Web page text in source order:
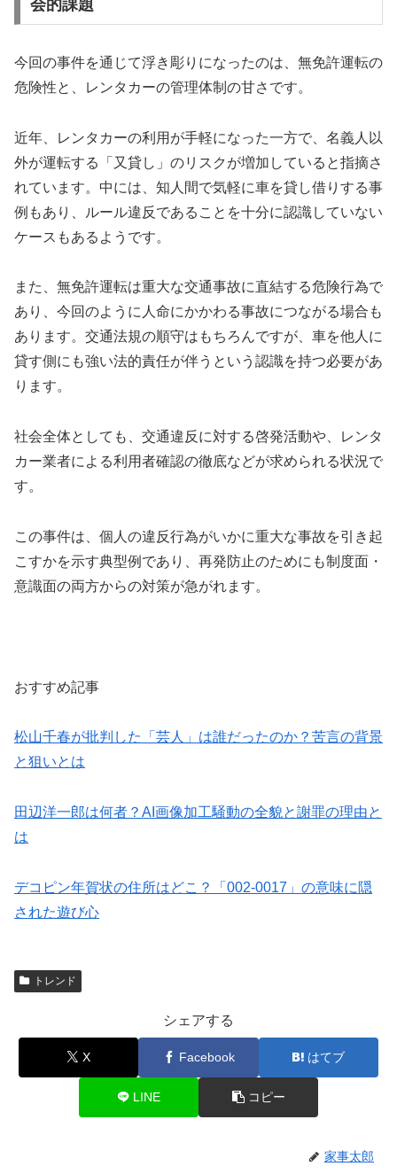
会的課題
今回の事件を通じて浮き彫りになったのは、無免許運転の
危険性と、レンタカーの管理体制の甘さです。
近年、レンタカーの利用が手軽になった一方で、名義人以
外が運転する「又貸し」のリスクが増加していると指摘さ
れています。中には、知人間で気軽に車を貸し借りする事
例もあり、ルール違反であることを十分に認識していない
ケースもあるようです。
また、無免許運転は重大な交通事故に直結する危険行為で
あり、今回のように人命にかかわる事故につながる場合も
あります。交通法規の順守はもちろんですが、車を他人に
貸す側にも強い法的責任が伴うという認識を持つ必要があ
ります。
社会全体としても、交通違反に対する啓発活動や、レンタ
カー業者による利用者確認の徹底などが求められる状況で
す。
この事件は、個人の違反行為がいかに重大な事故を引き起
こすかを示す典型例であり、再発防止のためにも制度面・
意識面の両方からの対策が急がれます。
おすすめ記事
松山千春が批判した「芸人」は誰だったのか？苦言の背景
と狙いとは
田辺洋一郎は何者？AI画像加工騒動の全貌と謝罪の理由と
は
デコピン年賀状の住所はどこ？「002-0017」の意味に隠
された遊び心
トレンド
シェアする
X Facebook はてブ
LINE コピー
家事太郎